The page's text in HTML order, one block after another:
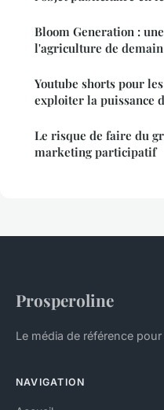
Bloom Generation :
l'agriculture de demain
Youtube shorts pour
exploiter la puissance
Le risque de faire du
marketing participatif
Prosperoline
Le média de référence
NAVIGATION